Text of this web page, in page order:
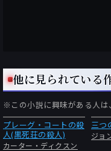
他に見られている
※この小説に興味がある人は
プレーグ・コートの殺
人(黒死荘の殺人)
カーター・ディクスン
三つ